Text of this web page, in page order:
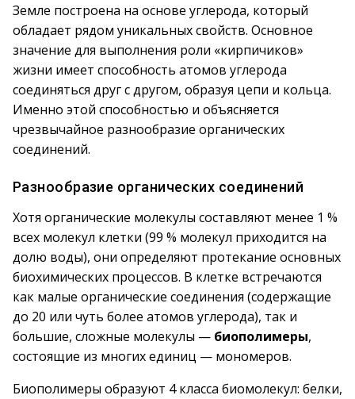
Земле построена на основе углерода, который
обладает рядом уникальных свойств. Основное
значение для выполнения роли «кирпичиков»
жизни имеет способность атомов углерода
соединяться друг с другом, образуя цепи и кольца.
Именно этой способностью и объясняется
чрезвычайное разнообразие органических
соединений.
Разнообразие органических соединений
Хотя органические молекулы составляют менее 1 %
всех молекул клетки (99 % молекул приходится на
долю воды), они определяют протекание основных
биохимических процессов. В клетке встречаются
как малые органические соединения (содержащие
до 20 или чуть более атомов углерода), так и
большие, сложные молекулы — биополимеры,
состоящие из многих единиц — мономеров.
Биополимеры образуют 4 класса биомолекул: белки,